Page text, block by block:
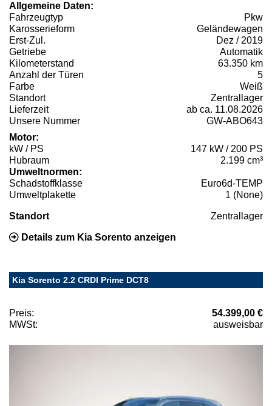
Allgemeine Daten:
Fahrzeugtyp
Pkw
Karosserieform
Geländewagen
Erst-Zul.
Dez / 2019
Getriebe
Automatik
Kilometerstand
63.350 km
Anzahl der Türen
5
Farbe
Weiß
Standort
Zentrallager
Lieferzeit
ab ca. 11.08.2026
Unsere Nummer
GW-ABO643
Motor:
kW / PS
147 kW / 200 PS
Hubraum
2.199 cm³
Umweltnormen:
Schadstoffklasse
Euro6d-TEMP
Umweltplakette
1 (None)
Standort Zentrallager
Details zum Kia Sorento anzeigen
Kia Sorento 2.2 CRDI Prime DCT8
Preis:
54.399,00 €
MWSt:
ausweisbar